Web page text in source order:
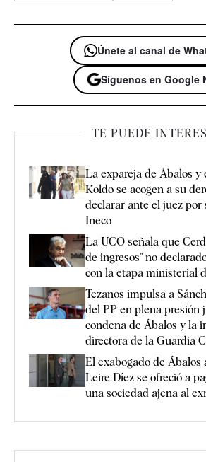
Únete al canal de
Síguenos en Google
TE PUEDE
La expareja de Ábalos y
Koldo se acogen a su
declarar ante el juez por
Ineco
La UCO señala que
de ingresos" no
con la etapa ministerial
Tezanos impulsa a
del PP en plena presión
condena de Ábalos y la
directora de la Guardia
El exabogado de Ábalos
Leire Díez se ofreció a
una sociedad ajena al